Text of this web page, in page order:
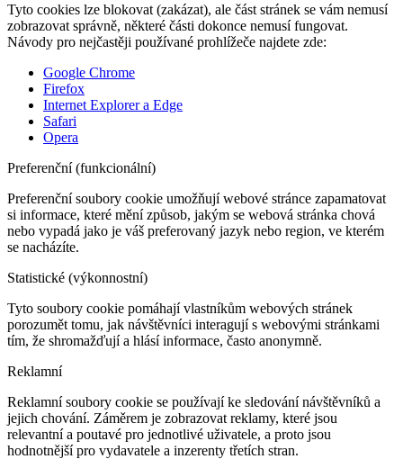
Tyto cookies lze blokovat (zakázat), ale část stránek se vám nemusí
zobrazovat správně, některé části dokonce nemusí fungovat.
Návody pro nejčastěji používané prohlížeče najdete zde:
Google Chrome
Firefox
Internet Explorer a Edge
Safari
Opera
Preferenční (funkcionální)
Preferenční soubory cookie umožňují webové stránce zapamatovat
si informace, které mění způsob, jakým se webová stránka chová
nebo vypadá jako je váš preferovaný jazyk nebo region, ve kterém
se nacházíte.
Statistické (výkonnostní)
Tyto soubory cookie pomáhají vlastníkům webových stránek
porozumět tomu, jak návštěvníci interagují s webovými stránkami
tím, že shromažďují a hlásí informace, často anonymně.
Reklamní
Reklamní soubory cookie se používají ke sledování návštěvníků a
jejich chování. Záměrem je zobrazovat reklamy, které jsou
relevantní a poutavé pro jednotlivé uživatele, a proto jsou
hodnotnější pro vydavatele a inzerenty třetích stran.